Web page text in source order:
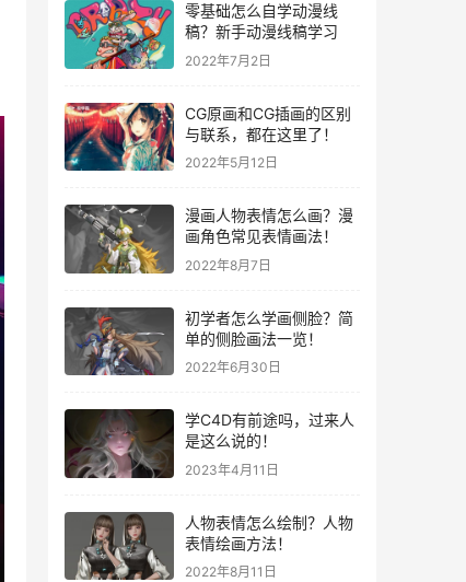
零基础怎么自学动漫线
稿？新手动漫线稿学习
2022年7月2日
CG原画和CG插画的区别
与联系，都在这里了！
2022年5月12日
漫画人物表情怎么画？漫
画角色常见表情画法！
2022年8月7日
初学者怎么学画侧脸？简
单的侧脸画法一览！
2022年6月30日
学C4D有前途吗，过来人
是这么说的！
2023年4月11日
人物表情怎么绘制？人物
表情绘画方法！
2022年8月11日